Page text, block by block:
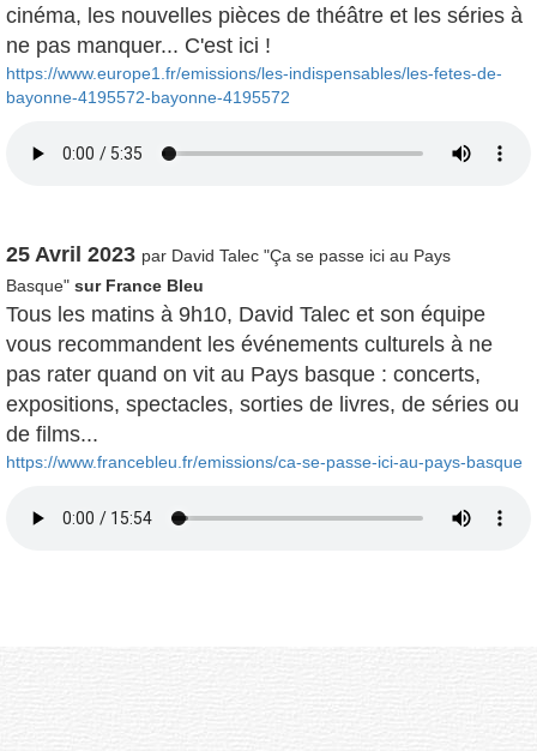
cinéma, les nouvelles pièces de théâtre et les séries à
ne pas manquer... C'est ici !
https://www.europe1.fr/emissions/les-indispensables/les-fetes-de-
bayonne-4195572-bayonne-4195572
25 Avril 2023 par David Talec "Ça se passe ici au Pays
Basque" sur France Bleu
Tous les matins à 9h10, David Talec et son équipe
vous recommandent les événements culturels à ne
pas rater quand on vit au Pays basque : concerts,
expositions, spectacles, sorties de livres, de séries ou
de films...
https://www.francebleu.fr/emissions/ca-se-passe-ici-au-pays-basque